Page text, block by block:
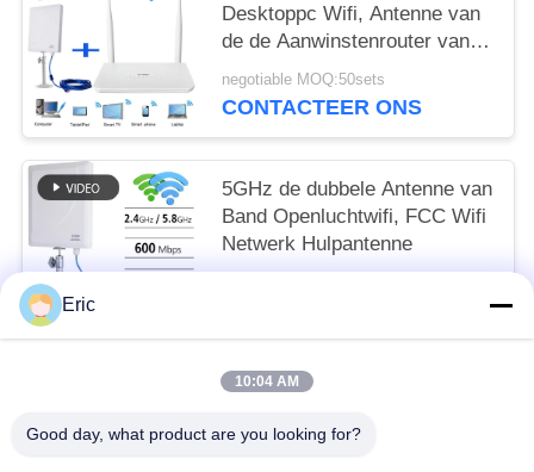
Desktoppc Wifi, Antenne van
de de Aanwinstenrouter van
150mbps de Hoge
negotiable MOQ:50sets
CONTACTEER ONS
5GHz de dubbele Antenne van
Band Openluchtwifi, FCC Wifi
Netwerk Hulpantenne
Eric
10:04 AM
Good day, what product are you looking for?